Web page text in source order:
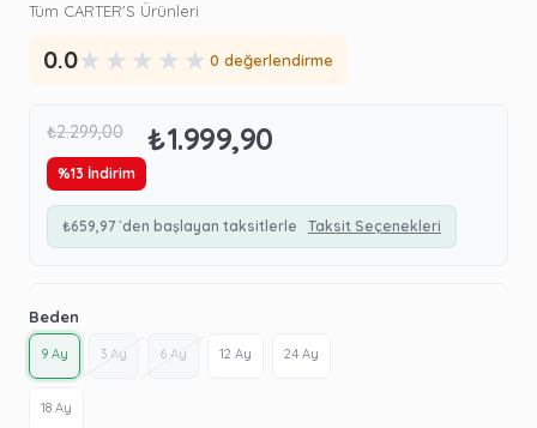
Tüm CARTER'S Ürünleri
0.0★ ★ ★ ★ ★ 0 değerlendirme
₺2.299,00 ₺1.999,90
%13 İndirim
₺659,97 `den başlayan taksitlerle Taksit Seçenekleri
Beden
9 Ay 3 Ay 6 Ay 12 Ay 24 Ay
18 Ay